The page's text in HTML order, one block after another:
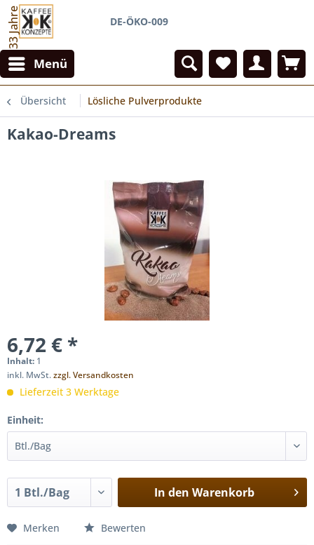
33 Jahre DE-ÖKO-009
Menü
Übersicht Lösliche Pulverprodukte
Kakao-Dreams
6,72 € *
Inhalt: 1
inkl. MwSt.zzgl. Versandkosten
Lieferzeit 3 Werktage
Einheit:
In den Warenkorb
Merken Bewerten